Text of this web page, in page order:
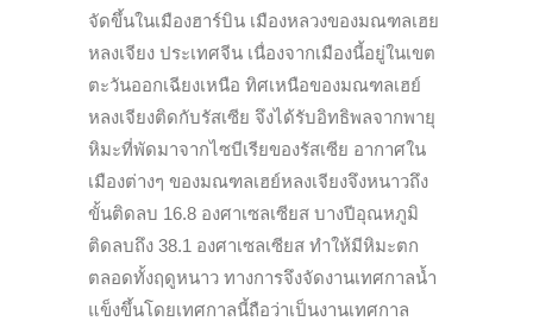
จัดขึ้นในเมืองฮาร์บิน เมืองหลวงของมณฑลเฮย
หลงเจียง ประเทศจีน เนื่องจากเมืองนี้อยู่ในเขต
ตะวันออกเฉียงเหนือ ทิศเหนือของมณฑลเฮย์
หลงเจียงติดกับรัสเซีย จึงได้รับอิทธิพลจากพายุ
หิมะที่พัดมาจากไซบีเรียของรัสเซีย อากาศใน
เมืองต่างๆ ของมณฑลเฮย์หลงเจียงจึงหนาวถึง
ขั้นติดลบ 16.8 องศาเซลเซียส บางปีอุณหภูมิ
ติดลบถึง 38.1 องศาเซลเซียส ทำให้มีหิมะตก
ตลอดทั้งฤดูหนาว ทางการจึงจัดงานเทศกาลน้ำ
แข็งขึ้นโดยเทศกาลนี้ถือว่าเป็นงานเทศกาล